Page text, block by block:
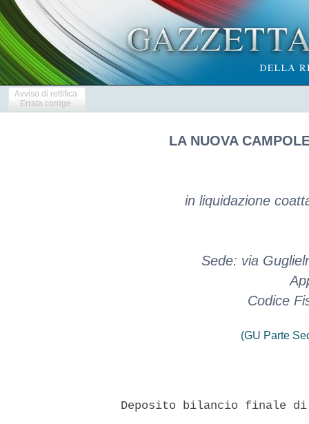
Avviso di rettifica
Errata corrige
LA NUOVA
in liquidazione
Sede: via
Codice
(GU Parte
Deposito bilancio finale